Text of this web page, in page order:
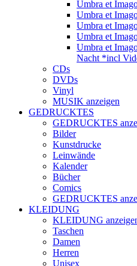
Umbra et
Umbra et
Umbra et
Umbra et
Umbra et
Nacht *incl
CDs
DVDs
Vinyl
MUSIK anzeigen
GEDRUCKTES
GEDRUCKTES
Bilder
Kunstdrucke
Leinwände
Kalender
Bücher
Comics
GEDRUCKTES
KLEIDUNG
KLEIDUNG
Taschen
Damen
Herren
Unisex